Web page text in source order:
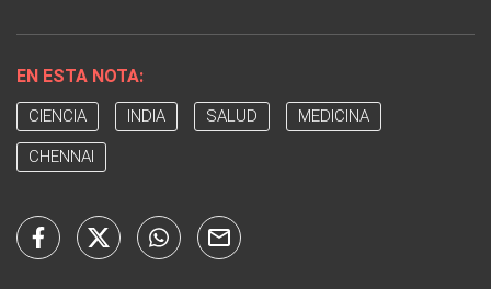
EN ESTA NOTA:
CIENCIA INDIA SALUD MEDICINA
CHENNAI